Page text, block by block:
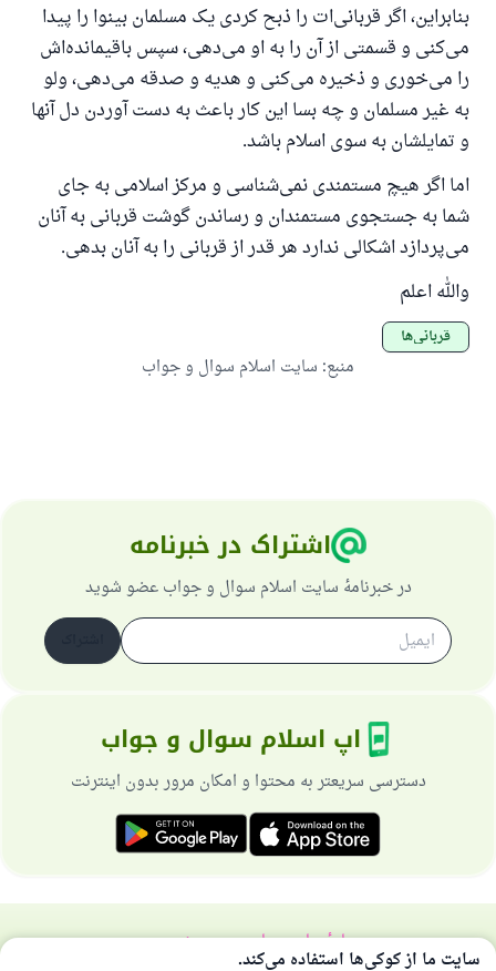
بنابراین، اگر قربانی‌ات را ذبح کردی یک مسلمان بینوا را پیدا
می‌کنی و قسمتی از آن را به او می‌دهی، سپس باقیمانده‌اش
را می‌خوری و ذخیره می‌کنی و هدیه و صدقه می‌دهی، ولو
به غیر مسلمان و چه بسا این کار باعث به دست آوردن دل آنها
و تمایلشانبه سوی اسلام باشد.
اما اگر هیچ مستمندی نمی‌شناسی و مرکز اسلامی به جای
شما به جستجوی مستمندان و رساندن گوشت قربانی به آنان
می‌پردازد اشکالی ندارد هر قدر از قربانی را به آنان بدهی.
والله اعلم
قربانی‌ها
منبع: سایت اسلام سوال و جواب
اشتراک در خبرنامه
در خبرنامهٔ سایت اسلام سوال و جواب عضو شوید
اپ اسلام سوال و جواب
دسترسی سریعتر به محتوا و امکان مرور بدون اینترنت
دربارهٔ سایتسیاست حریم خصوصی
همهٔ حقوق برای سایت اسلام سوال و جواب محفوظ است 1997-2025 ©
سایت ما از کوکی‌ها استفاده می‌کند.